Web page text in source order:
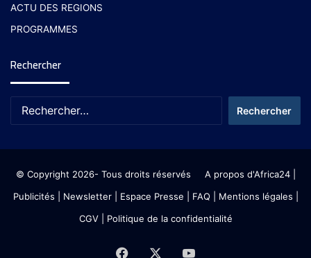
ACTU DES REGIONS
PROGRAMMES
Rechercher
© Copyright 2026- Tous droits réservés A propos d'Africa24|
Publicités
Newsletter| Espace Presse | FAQ | Mentions légales
CGV| Politique de la confidentialité